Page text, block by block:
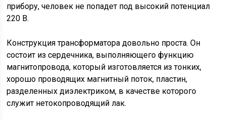
прибору, человек не попадет под высокий потенциал
220 В.
Конструкция трансформатора довольно проста. Он
состоит из сердечника, выполняющего функцию
магнитопровода, который изготовляется из тонких,
хорошо проводящих магнитный поток, пластин,
разделенных диэлектриком, в качестве которого
служит нетокопроводящий лак.